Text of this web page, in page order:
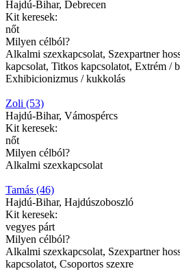
Hajdú-Bihar, Debrecen
Kit keresek:
nőt
Milyen célból?
Alkalmi szexkapcsolat, Szexpartner
kapcsolat, Titkos kapcsolatot, Extrém /
Exhibicionizmus / kukkolás
Zoli (53)
Hajdú-Bihar, Vámospércs
Kit keresek:
nőt
Milyen célból?
Alkalmi szexkapcsolat
Tamás (46)
Hajdú-Bihar, Hajdúszoboszló
Kit keresek:
vegyes párt
Milyen célból?
Alkalmi szexkapcsolat, Szexpartner
kapcsolatot, Csoportos szexre